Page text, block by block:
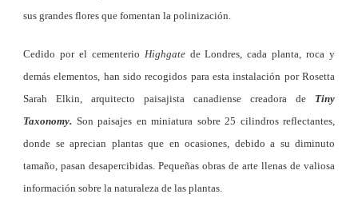
sus grandes flores que fomentan la polinización.
Cedido por el cementerio Highgatede Londres, cada planta, roca y
demás elementos, han sido recogidos para esta instalación por Rosetta
Sarah Elkin, arquitecto paisajista canadiense creadora de Tiny
Taxonomy. Son paisajes en miniatura sobre 25 cilindros reflectantes,
donde se aprecian plantas que en ocasiones, debido a su diminuto
tamaño, pasan desapercibidas. Pequeñas obras de arte llenas de valiosa
información sobre la naturaleza de las plantas.